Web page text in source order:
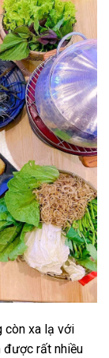
còn xa lạ với
được rất nhiều